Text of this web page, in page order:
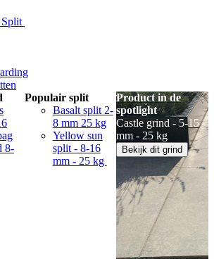
8-
Populair split
Basalt split 2-
8 mm 25 kg
Yellow sun
split - 8-16
mm - 25 kg
Product in de
spotlight
Castle grind - 5-15
mm - 25 kg
Bekijk dit grind